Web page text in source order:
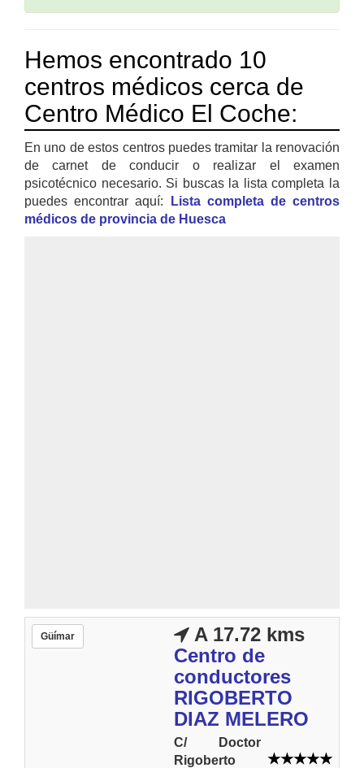
Hemos encontrado 10
centros médicos cerca de
Centro Médico El Coche:
En uno de estos centros puedes tramitar la renovación
de carnet de conducir o realizar el examen
psicotécnico necesario. Si buscas la lista completa la
puedes encontrar aquí:
Lista completa de centros
médicos de provincia de Huesca
Güímar
A 17.72 kms
Centro de
conductores
RIGOBERTO
DIAZ MELERO
C/ Doctor
Rigoberto